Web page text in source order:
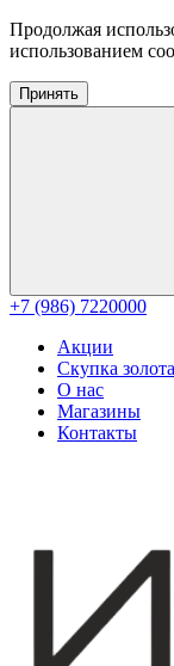
Продолжая
использованием
Принять
+7 (986) 7220000
Акции
Скупка золота
О нас
Магазины
Контакты